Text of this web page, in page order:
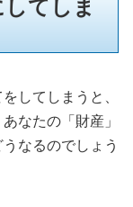
してしまうと、
なたの「財産」
なるのでしょう